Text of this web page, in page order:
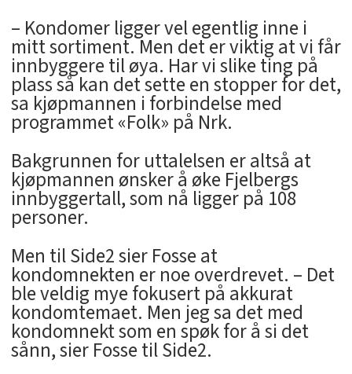
– Kondomer ligger vel egentlig inne i
mitt sortiment. Men det er viktig at vi får
innbyggere til øya. Har vi slike ting på
plass så kan det sette en stopper for det,
sa kjøpmannen i forbindelse med
programmet «Folk» på Nrk.
Bakgrunnen for uttalelsen er altså at
kjøpmannen ønsker å øke Fjelbergs
innbyggertall, som nå ligger på 108
personer.
Men til Side2 sier Fosse at
kondomnekten er noe overdrevet. – Det
ble veldig mye fokusert på akkurat
kondomtemaet. Men jeg sa det med
kondomnekt som en spøk for å si det
sånn, sier Fosse til Side2.